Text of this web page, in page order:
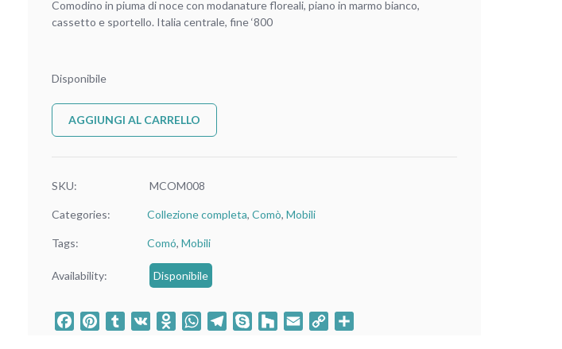
Comodino in piuma di noce con modanature floreali, piano in marmo bianco,
cassetto e sportello. Italia centrale, fine ‘800
Disponibile
AGGIUNGI AL CARRELLO
SKU: MCOM008
Categories: Collezione completa, Comò, Mobili
Tags: Comó, Mobili
Availability: Disponibile
FacebookPinterestTumblr
VK Odnoklassniki
WhatsAppTelegram
Skype HouzzEmail
Copy